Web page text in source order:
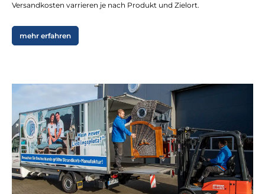
Versandkosten varrieren je nach Produkt und Zielort.
mehr erfahren